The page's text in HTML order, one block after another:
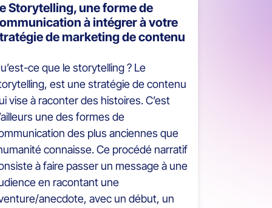
Storytelling, une forme de
à intégrer à votre
de marketing de contenu
ce que le storytelling ? Le
est une stratégie de contenu
vise à raconter des histoires. C’est
une des formes de
des plus anciennes que
connaisse. Ce procédé narratif
à faire passer un message à une
en racontant une
anecdote, avec un début, un